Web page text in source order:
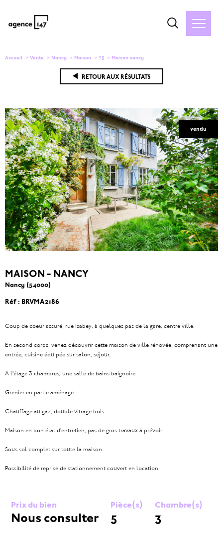
Accueil Vente Nancy Maison T5 Maison nancy
RETOUR AUX RÉSULTATS
vendu
MAISON - NANCY
Nancy (54000)
Réf : BRVMA2186
Coup de coeur assuré, rue Isabey, à quelques pas de la gare, centre ville.
En second corps, venez découvrir cette maison de ville rénovée, comprenant une
entrée, cuisine équipée sur salon, séjour.
A l'étage 3 chambres, une salle de bains baignoire.
Grenier en partie aménagé.
Chauffage au gaz, double vitrage bois.
Maison en bon état d'entretien, pas de gros travaux à prévoir.
Sous sol complet sur toute la maison.
Possibilité de reprise de stationnement couvert en location.
Prix du bien
Nous consulter
Pièce(s)
5
Chambre(s)
3